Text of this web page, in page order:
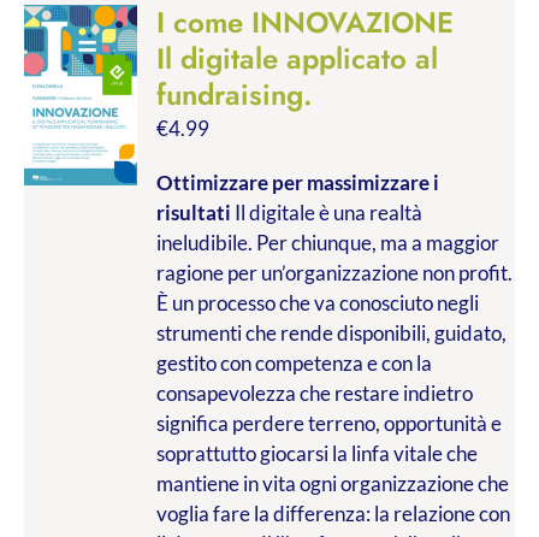
I come INNOVAZIONE
Il digitale applicato al
fundraising.
€4.99
Ottimizzare per massimizzare i
risultati Il digitale è una realtà
ineludibile. Per chiunque, ma a maggior
ragione per un’organizzazione non profit.
È un processo che va conosciuto negli
strumenti che rende disponibili, guidato,
gestito con competenza e con la
consapevolezza che restare indietro
significa perdere terreno, opportunità e
soprattutto giocarsi la linfa vitale che
mantiene in vita ogni organizzazione che
voglia fare la differenza: la relazione con